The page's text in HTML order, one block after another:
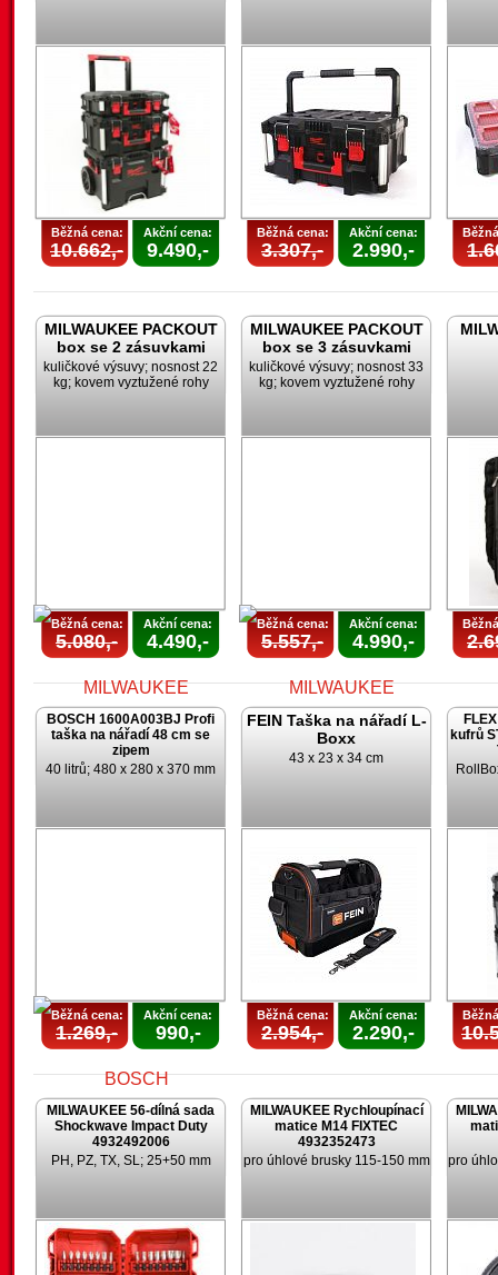
Běžná cena:
10.662,-
Akční cena:
9.490,-
Běžná cena:
3.307,-
Akční cena:
2.990,-
MILWAUKEE PACKOUT
box se 2 zásuvkami
kuličkové výsuvy; nosnost 22
kg; kovem vyztužené rohy
Běžná cena:
5.080,-
Akční cena:
4.490,-
MILWAUKEE PACKOUT
box se 3 zásuvkami
kuličkové výsuvy; nosnost 33
kg; kovem vyztužené rohy
Běžná cena:
5.557,-
Akční cena:
4.990,-
BOSCH 1600A003BJ Profi
taška na nářadí 48 cm se
zipem
40 litrů; 480 x 280 x 370 mm
Běžná cena:
1.269,-
Akční cena:
990,-
FEIN Taška na nářadí L-
Boxx
43 x 23 x 34 cm
Běžná cena:
2.954,-
Akční cena:
2.290,-
kufrů
MILWAUKEE 56-dílná sada
Shockwave Impact Duty
4932492006
PH, PZ, TX, SL; 25+50 mm
MILWAUKEE Rychloupínací
matice M14 FIXTEC
4932352473
pro úhlové brusky 115-150 mm
pro